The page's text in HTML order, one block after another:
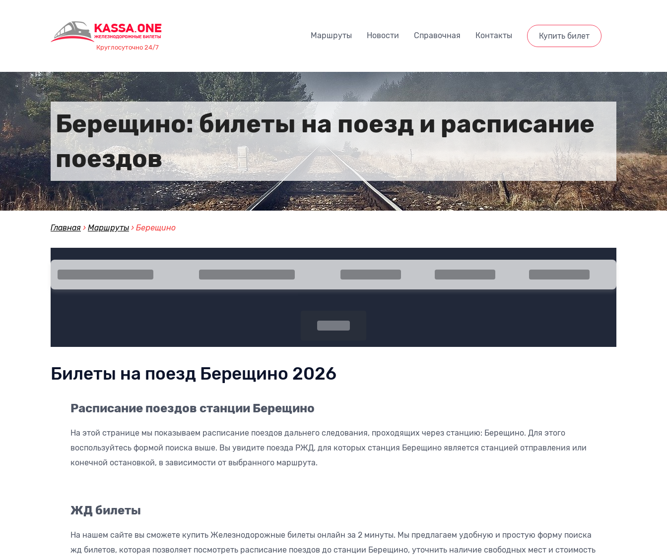
Круглосуточно 24/7
Маршруты Новости Справочная Контакты Купить билет
Берещино: билеты на поезд и расписание
поездов
Главная › Маршруты › Берещино
Поиск
Билеты на поезд Берещино 2026
Расписание поездов станции Берещино
На этой странице мы показываем расписание поездов дальнего следования, проходящих через станцию: Берещино. Для этого
воспользуйтесь формой поиска выше. Вы увидите поезда РЖД, для которых станция Берещино является станцией отправления или
конечной остановкой, в зависимости от выбранного маршрута.
ЖД билеты
На нашем сайте вы сможете купить Железнодорожные билеты онлайн за 2 минуты. Мы предлагаем удобную и простую форму поиска
жд билетов, которая позволяет посмотреть расписание поездов до станции Берещино, уточнить наличие свободных мест и стоимость